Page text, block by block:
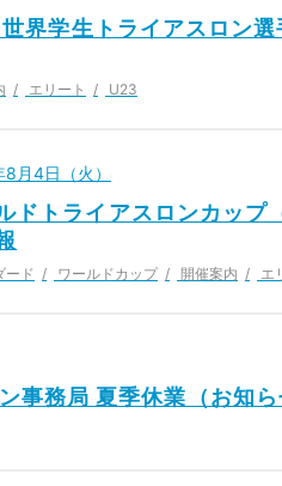
界学生トライアスロン
エリート U23
月4日（火）
ドトライアスロンカッ
ード ワールドカップ 開催案内 エ
事務局 夏季休業（お知ら